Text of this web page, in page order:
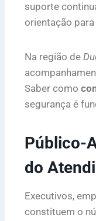
suporte
orientação
Na região de
Saber como
segurança é
Público-
do
Executivos,
constituem o